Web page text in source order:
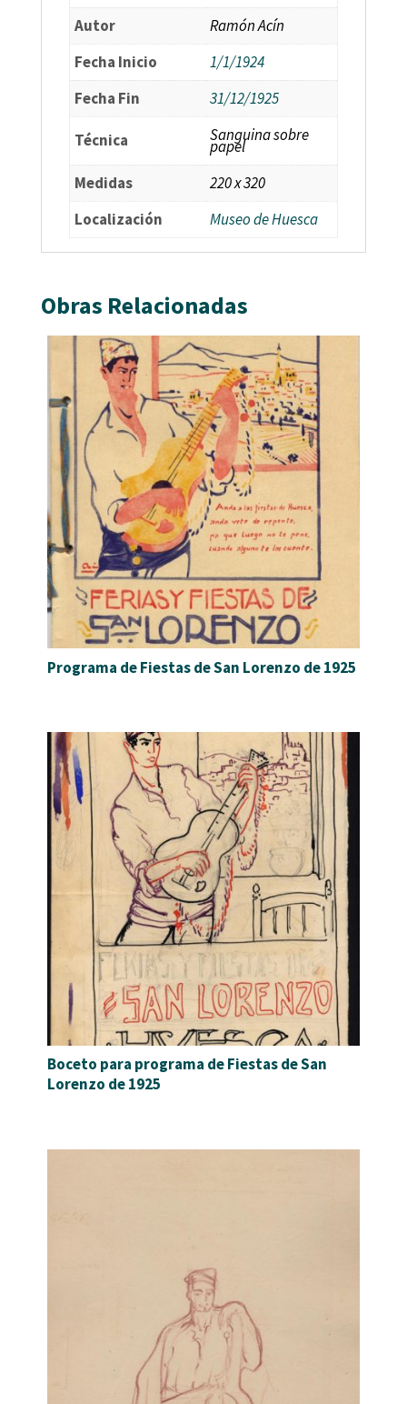
Autor
Ramón Acín
Fecha Inicio
1/1/1924
Fecha Fin
31/12/1925
Técnica Sanguina sobre
papel
Medidas
220 x 320
Localización
Museo de Huesca
Obras Relacionadas
Programa de Fiestas de San Lorenzo de 1925
Boceto para programa de Fiestas de San
Lorenzo de 1925